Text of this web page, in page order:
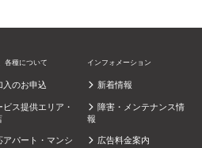
各種について
入のお申込
ビス提供エリア・
アパート・マンシ
インフォメーション
新着情報
障害・メンテナンス情
報
広告料金案内